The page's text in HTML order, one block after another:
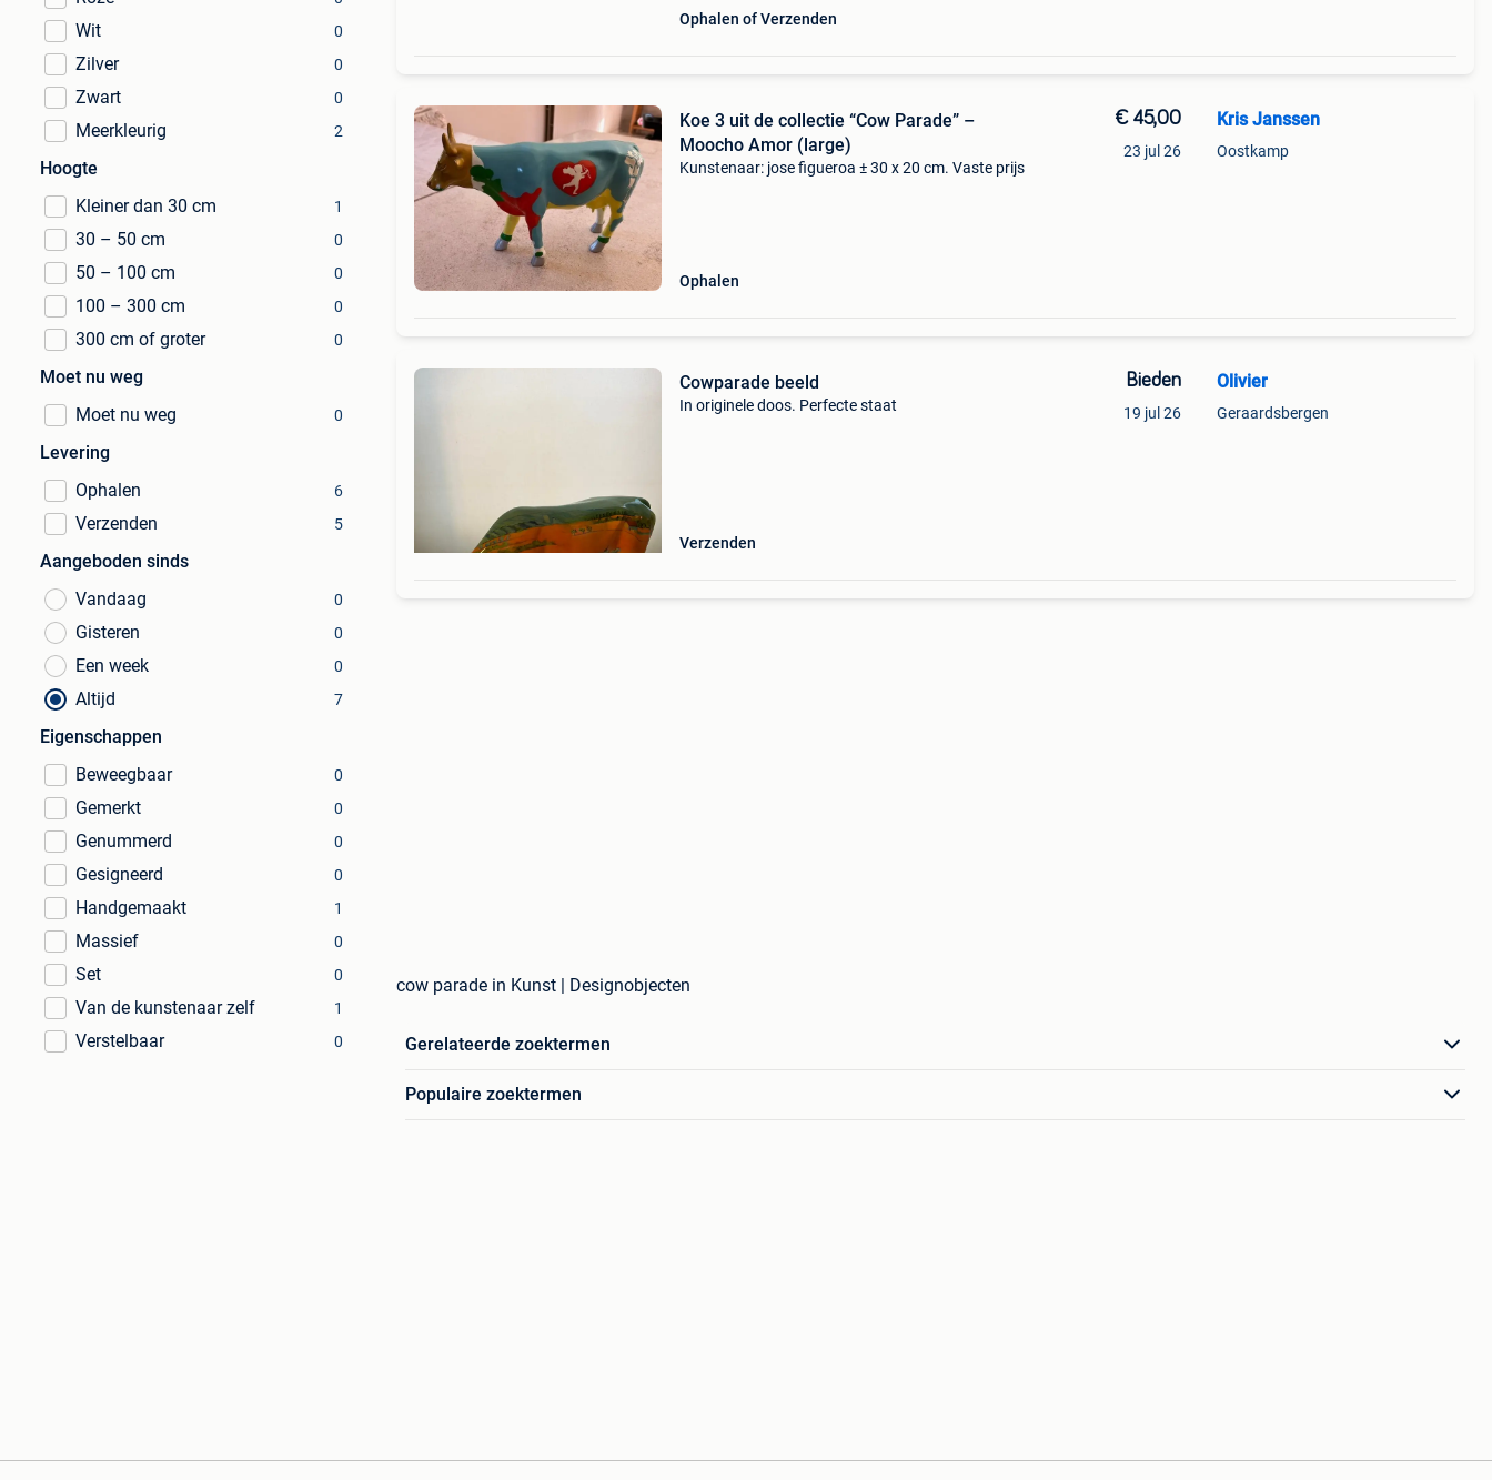
Wit 0
Zilver 0
Zwart 0
Meerkleurig 2
Hoogte
Kleiner dan 30 cm
1
30 – 50 cm 0
50 – 100 cm 0
100 – 300 cm 0
300 cm of groter 0
Moet nu weg
Moet nu weg
0
Levering
Ophalen
6
Verzenden 5
Aangeboden sinds
Vandaag
0
Gisteren 0
Een week 0
Altijd 7
Eigenschappen
Beweegbaar
0
Gemerkt 0
Genummerd 0
Gesigneerd 0
Handgemaakt 1
Massief 0
Set 0
Van de kunstenaar zelf 1
Verstelbaar 0
Ophalen of Verzenden
Koe 3 uit de collectie “Cow Parade” –
Moocho Amor (large)
Kunstenaar: jose figueroa ± 30 x 20 cm. Vaste prijs
Ophalen
€ 45,00
23 jul 26
Kris Janssen
Oostkamp
Cowparade beeld
In originele doos. Perfecte staat
Verzenden
Bieden
19 jul 26
Olivier
Geraardsbergen
cow parade in Kunst | Designobjecten
Gerelateerde zoektermen
Populaire zoektermen